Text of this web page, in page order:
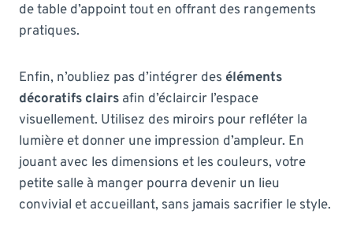
de table d’appoint tout en offrant des rangements
pratiques.
Enfin, n’oubliez pas d’intégrer des éléments
décoratifs clairs afin d’éclaircir l’espace
visuellement. Utilisez des miroirs pour refléter la
lumière et donner une impression d’ampleur. En
jouant avec les dimensions et les couleurs, votre
petite salle à manger pourra devenir un lieu
convivial et accueillant, sans jamais sacrifier le style.